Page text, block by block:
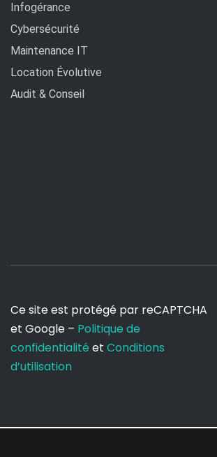
Infogérance
Cybersécurité
Maintenance IT
Location Évolutive
Audit & Conseil
Ce site est protégé par reCAPTCHA
et Google – Politique de
confidentialité et Conditions
d’utilisation